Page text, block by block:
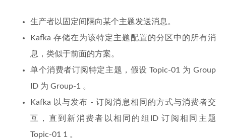
生产者以固定间隔向某个主题发送消息。
Kafka 存储在为该特定主题配置的分区中的所有消
息，类似于前面的方案。
单个消费者订阅特定主题，假设 Topic-01 为 Group
ID 为 Group-1 。
Kafka 以与发布 - 订阅消息相同的方式与消费者交
互，直到新消费者以相同的组ID 订阅相同主题
Topic-01 1 。